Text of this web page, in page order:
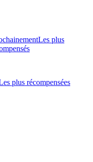
Les plus
plus récompensées